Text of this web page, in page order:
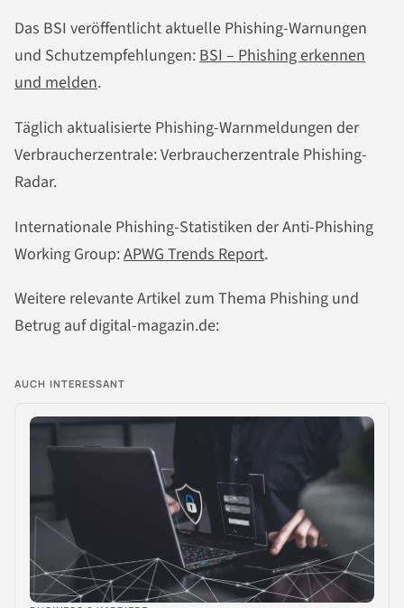
Das BSI veröffentlicht aktuelle Phishing-Warnungen
und Schutzempfehlungen: BSI – Phishing erkennen
und melden.
Täglich aktualisierte Phishing-Warnmeldungen der
Verbraucherzentrale: Verbraucherzentrale Phishing-
Radar.
Internationale Phishing-Statistiken der Anti-Phishing
Working Group:APWG Trends Report.
Weitere relevante Artikel zum Thema Phishing und
Betrug auf digital-magazin.de:
AUCH INTERESSANT